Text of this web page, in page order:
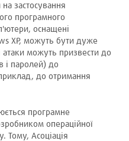
застосування
програмного
оснащені
XP, можуть бути дуже
атаки можуть призвести до
і паролей) до
до отримання
програмне
операційної
Тому, Асоціація